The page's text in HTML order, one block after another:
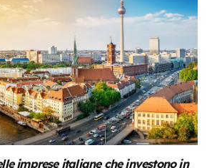
imprese italiane che investono in